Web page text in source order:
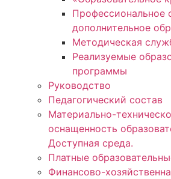
Профессиональное
дополнительное
Методическая
Реализуемые
программы
Руководство
Педагогический состав
Материально-
оснащенность
Доступная среда.
Платные
Финансово-